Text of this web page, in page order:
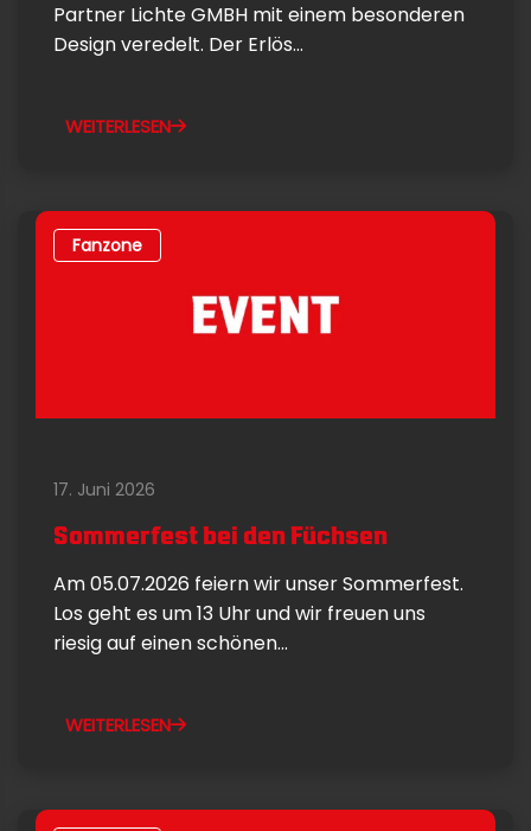
Partner Lichte GMBH mit einem besonderen
Design veredelt. Der Erlös...
WEITERLESEN
Fanzone
17. Juni 2026
Sommerfest bei den Füchsen
Am 05.07.2026 feiern wir unser Sommerfest.
Los geht es um 13 Uhr und wir freuen uns
riesig auf einen schönen...
WEITERLESEN